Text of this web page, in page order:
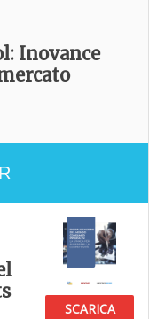
Inovance
SCARICA